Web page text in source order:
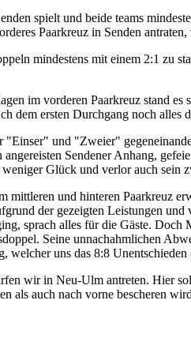
spielt und beide teams
Paarkreuz in Senden
mindestens mit einem 2:1 zu
im vorderen Paarkreuz stand
dem ersten Durchgang noch alles
"Einser" und "Zweier"
Sendener Anhang,
Glück und verlor auch sein
mittleren und hinteren Paarkreuz
der gezeigten Leistungen
sprach alles für die Gäste.
Seine unnachahmlichen
welcher uns das 8:8 Unentschieden
wir in Neu-Ulm antreten. Hier
als auch nach vorne bescheren